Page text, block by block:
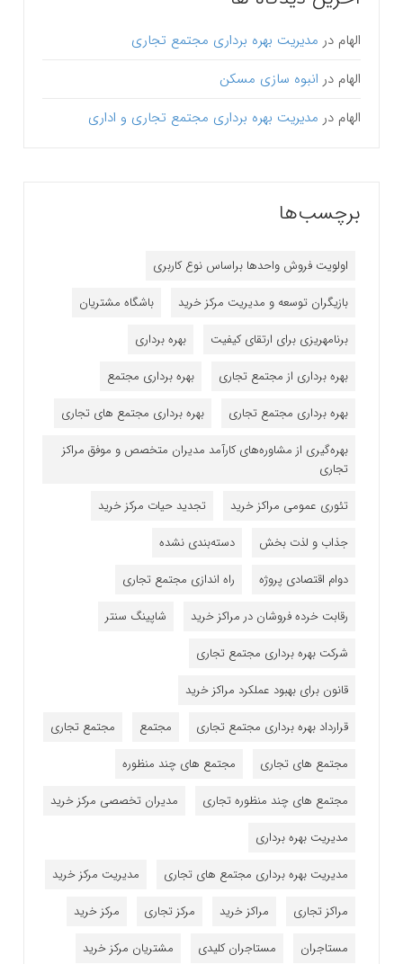
الهام در مدیریت بهره برداری مجتمع تجاری
الهام در انبوه سازی مسکن
الهام در مدیریت بهره برداری مجتمع تجاری و اداری
برچسب‌ها
اولویت فروش واحدها براساس نوع کاربری
بازیگران توسعه و مدیریت مرکز خرید
باشگاه مشتریان
برنامه‎ریزی برای ارتقای کیفیت
بهره برداری
بهره برداری از مجتمع تجاری
بهره برداری مجتمع
بهره برداری مجتمع تجاری
بهره برداری مجتمع های تجاری
بهره‌گیری از مشاوره‌های کارآمد مدیران متخصص و موفق مراکز
تجاری
تئوری عمومی مراکز خرید
تجدید حیات مرکز خرید
جذاب و لذت بخش
دسته‌بندی نشده
دوام اقتصادی پروژه
راه اندازی مجتمع تجاری
رقابت خرده فروشان در مراکز خرید
شاپینگ سنتر
شرکت بهره برداری مجتمع تجاری
قانون برای بهبود عملکرد مراکز خرید
قرارداد بهره برداری مجتمع تجاری
مجتمع
مجتمع تجاری
مجتمع های تجاری
مجتمع های چند منظوره
مجتمع های چند منظوره تجاری
مدیران تخصصی مرکز خرید
مدیریت بهره برداری
مدیریت بهره برداری مجتمع های تجاری
مدیریت مرکز خرید
مراکز تجاری
مراکز خرید مرکز تجاری
مرکز خرید
مستاجران
مستاجران کلیدی
مشتریان مرکز خرید